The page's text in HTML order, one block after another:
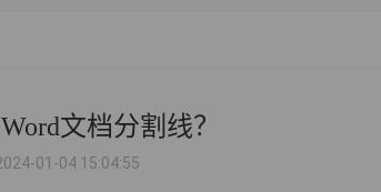
文档分割线？
01-04 15:04:55